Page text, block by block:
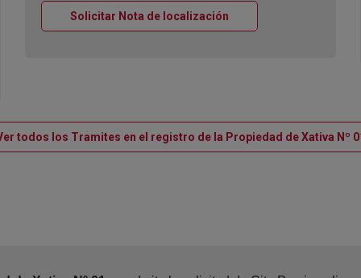
Solicitar Nota de localizaciónVentana nueva
todos los Tramites en el registro de la Propiedad de Xativa Nº